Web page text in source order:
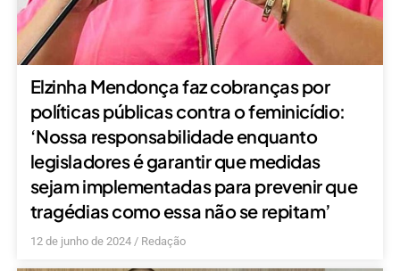
Elzinha Mendonça faz cobranças por
políticas públicas contra o feminicídio:
‘Nossa responsabilidade enquanto
legisladores é garantir que medidas
sejam implementadas para prevenir que
tragédias como essa não se repitam’
12 de junho de 2024/ Redação